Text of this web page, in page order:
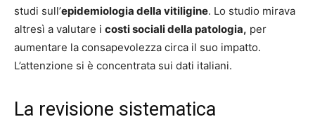
studi sull’epidemiologia della vitiligine. Lo studio mirava
altresì a valutare i costi sociali della patologia, per
aumentare la consapevolezza circa il suo impatto.
L’attenzione si è concentrata sui dati italiani.
La revisione sistematica